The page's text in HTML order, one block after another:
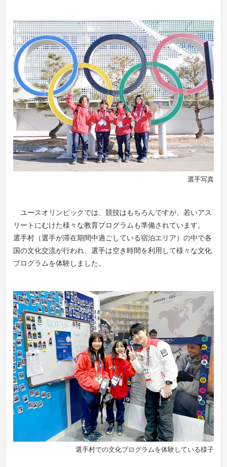
選手写真
ユースオリンピックでは、競技はもちろんですが、若いアス
リートにむけた様々な教育プログラムも準備されています。
選手村（選手が滞在期間中過ごしている宿泊エリア）の中で各
国の文化交流が行われ、選手は空き時間を利用して様々な文化
プログラムを体験しました。
選手村での文化プログラムを体験している様子